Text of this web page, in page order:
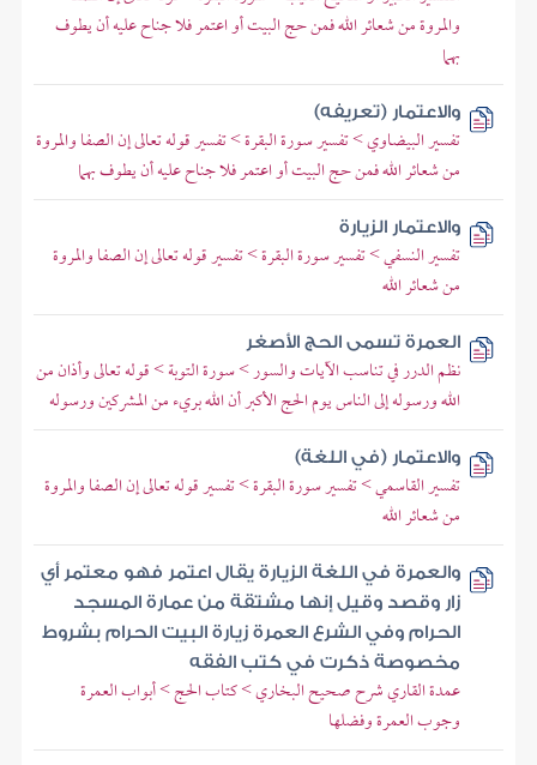
والمروة من شعائر الله فمن حج البيت أو اعتمر فلا جناح عليه أن يطوف
بهما
والاعتمار (تعريفه)
تفسير البيضاوي > تفسير سورة البقرة > تفسير قوله تعالى إن الصفا والمروة
من شعائر الله فمن حج البيت أو اعتمر فلا جناح عليه أن يطوف بهما
والاعتمار الزيارة
تفسير النسفي > تفسير سورة البقرة > تفسير قوله تعالى إن الصفا والمروة
من شعائر الله
العمرة تسمى الحج الأصغر
نظم الدرر في تناسب الآيات والسور > سورة التوبة > قوله تعالى وأذان من
الله ورسوله إلى الناس يوم الحج الأكبر أن الله بريء من المشركين ورسوله
والاعتمار (في اللغة)
تفسير القاسمي > تفسير سورة البقرة > تفسير قوله تعالى إن الصفا والمروة
من شعائر الله
والعمرة في اللغة الزيارة يقال اعتمر فهو معتمر أي
زار وقصد وقيل إنها مشتقة من عمارة المسجد
الحرام وفي الشرع العمرة زيارة البيت الحرام بشروط
مخصوصة ذكرت في كتب الفقه
عمدة القاري شرح صحيح البخاري > كتاب الحج > أبواب العمرة
وجوب العمرة وفضلها